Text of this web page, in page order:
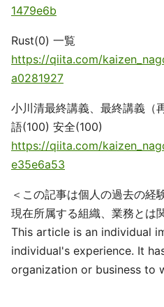
1479e6b
Rust(0) 一覧
https://qiita.com/
a0281927
小川清最終講義、最終講義（
語(100) 安全(100)
https://qiita.com/
e35e6a53
＜この記事は個人の過去の経
現在所属する組織、業務とは
This article is an individual
individual's experience. It
organization or business to